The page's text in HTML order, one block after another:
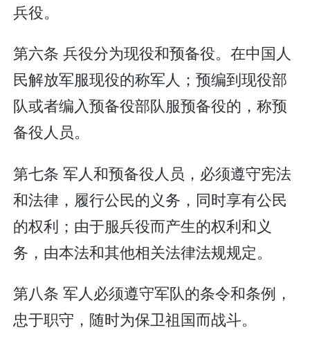
兵役。
第六条 兵役分为现役和预备役。在中国人
民解放军服现役的称军人；预编到现役部
队或者编入预备役部队服预备役的，称预
备役人员。
第七条 军人和预备役人员，必须遵守宪法
和法律，履行公民的义务，同时享有公民
的权利；由于服兵役而产生的权利和义
务，由本法和其他相关法律法规规定。
第八条 军人必须遵守军队的条令和条例，
忠于职守，随时为保卫祖国而战斗。